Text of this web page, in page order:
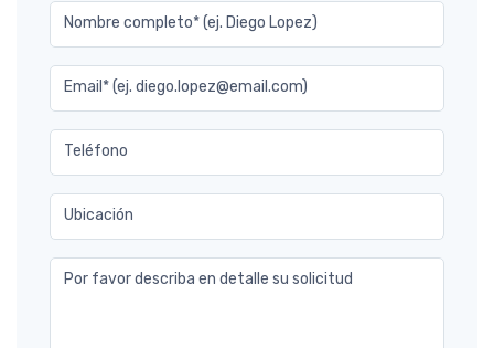
Nombre completo* (ej. Diego Lopez)
Email* (ej. diego.lopez@email.com)
Teléfono
Ubicación
Por favor describa en detalle su solicitud